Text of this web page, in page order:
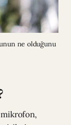
ne olduğunu
mikrofon,